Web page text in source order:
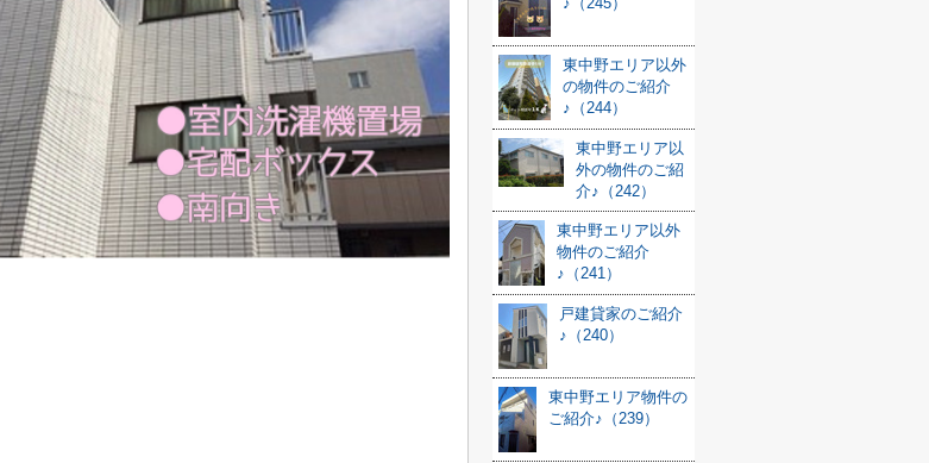
東中野エリア以外
の物件のご紹介
♪（244）
東中野エリア以
外の物件のご紹
介♪（242）
東中野エリア以外
物件のご紹介
♪（241）
戸建貸家のご紹介
♪（240）
東中野エリア物件の
ご紹介♪（239）